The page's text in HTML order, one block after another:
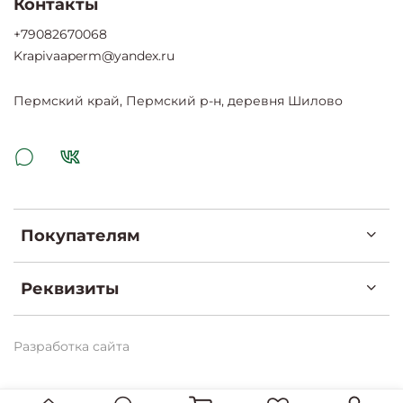
Покупателям
Реквизиты
Контакты
+79082670068
Krapivaaperm@yandex.ru
Пермский край, Пермский р-н, деревня Шилово
Разработка сайта